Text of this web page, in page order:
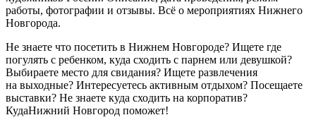
работы, фотографии и отзывы. Всё о мероприятиях Нижнего
Новгорода.
Не знаете что посетить в Нижнем Новгороде? Ищете где
погулять с ребенком, куда сходить с парнем или девушкой?
Выбираете место для свидания? Ищете развлечения
на выходные? Интересуетесь активным отдыхом? Посещаете
выставки? Не знаете куда сходить на корпоратив?
КудаНижний Новгород поможет!